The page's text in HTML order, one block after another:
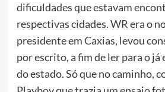
dificuldades que estavam
respectivas cidades. WR era o
presidente em Caxias, levou
por escrito, a fim de ler para o
do estado. Só que no caminho,